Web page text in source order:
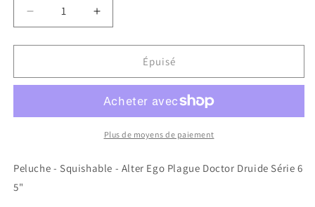
Réduire
la
quantité
Peluche
-
Plague
Augmenter
la
quantité
Peluche
Squishable
-
Alter
Plague
Épuisé
Plus de moyens de paiement
Peluche - Squishable - Alter Ego Plague Doctor Druide Série 6
5"